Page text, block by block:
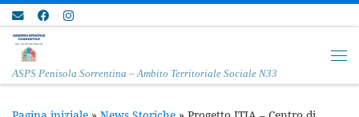
Passa al contenuto
ASPS Penisola Sorrentina – Ambito Territoriale Sociale N33